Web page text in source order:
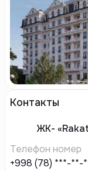
Контакты
ЖК-
Телефон номер
+998 (78) ***-**-